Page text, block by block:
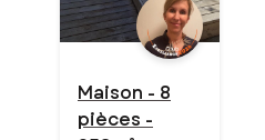
Maison - 8
pièces -